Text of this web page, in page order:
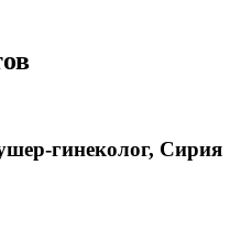
гинеколог, Сирия